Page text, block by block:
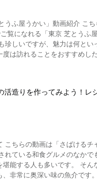
理店が涼拌麺という中国料
と感じる方も多いのでは？ 冷やし中華は、食
いため、暑い夏にぴった
お好みの食材を選びましょう。 麺は中華麺を
1/4サイズにカットする 4.
「冷やし中華」を簡単アレンジ！ 写真：冷やし中華
。冷やし中華は手軽に味を
半熟卵にしてもいいで
た
グ Delicious blog」さんが公開した「【和食】とうふ屋
しいですが、魅力は何と
は訪れることをおすすめ
物であるあげ田楽となり
和えは、他の料理にも劣らない力
ている豆腐がありのまま
火焼きした特選和牛炭
をつけて堪能することが出来ます。 ⑦ 鮎
ルにおいしい鮎ご飯と味噌汁
トのいちじくです。 しっか
造りを作ってみよう！
明な身で味わい深い、「烏賊（いか）」について取り
か」を食すかを考えたとき、自分で捌くのが一番ではないでし